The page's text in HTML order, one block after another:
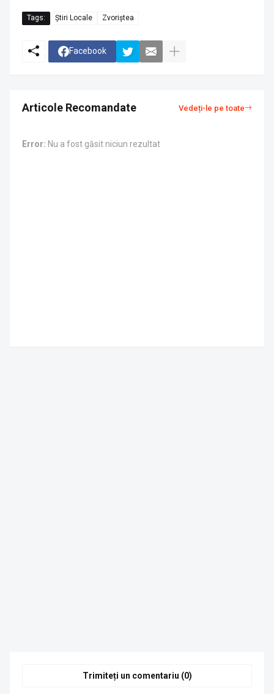
Tags: Știri Locale Zvoriștea
Facebook
Articole Recomandate Vedeți-le pe toate
Error: Nu a fost găsit niciun rezultat
Trimiteți un comentariu (0)